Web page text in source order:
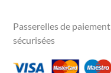
Passerelles de paiement
sécurisées